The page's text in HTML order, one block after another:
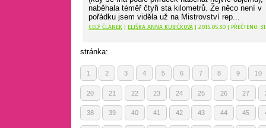
naběhala téměř čtyři sta kilometrů. Že něco není v
pořádku jsem viděla už na Mistrovství rep...
CELÝ ČLÁNEK | ELIŠKA ANNA KUBIČKOVÁ | 2015.05.30 | PŘEČTENO:
stránka:
1 2 3 4 5 6 7 8 9 10
20 21 22 23 24 25 26 27
38 39 40 41 42 43 44 45